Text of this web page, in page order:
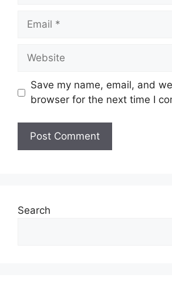
Email
Website
Save my name, email, and
browser for the next time I
Search